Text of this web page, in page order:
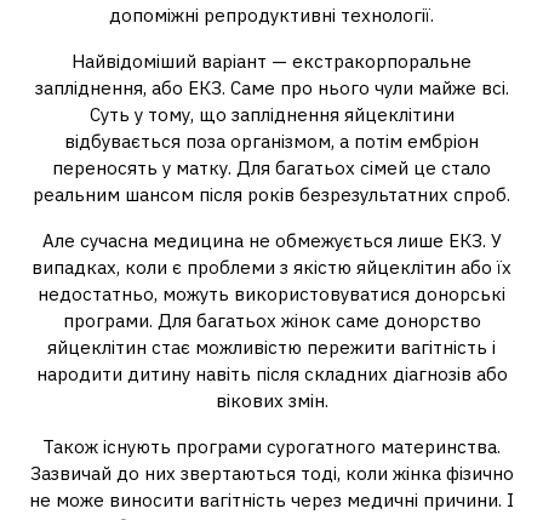
допоміжні репродуктивні технології.
Найвідоміший варіант — екстракорпоральне
запліднення, або ЕКЗ. Саме про нього чули майже всі.
Суть у тому, що запліднення яйцеклітини
відбувається поза організмом, а потім ембріон
переносять у матку. Для багатьох сімей це стало
реальним шансом після років безрезультатних спроб.
Але сучасна медицина не обмежується лише ЕКЗ. У
випадках, коли є проблеми з якістю яйцеклітин або їх
недостатньо, можуть використовуватися донорські
програми. Для багатьох жінок саме донорство
яйцеклітин стає можливістю пережити вагітність і
народити дитину навіть після складних діагнозів або
вікових змін.
Також існують програми сурогатного материнства.
Зазвичай до них звертаються тоді, коли жінка фізично
не може виносити вагітність через медичні причини. І